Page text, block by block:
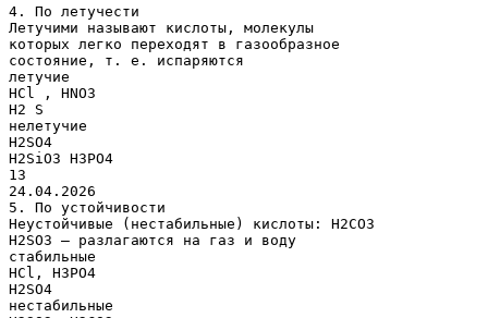
4. По летучести
Летучими называют кислоты, молекулы
которых легко переходят в газообразное
состояние, т. е. испаряются
летучие
HCl , HNO3
H2 S
нелетучие
H2SO4
H2SiO3 H3PO4
13
24.04.2026
5. По устойчивости
Неустойчивые (нестабильные) кислоты: H2CO3
H2SO3 – разлагаются на газ и воду
стабильные
HCl, H3PO4
H2SO4
нестабильные